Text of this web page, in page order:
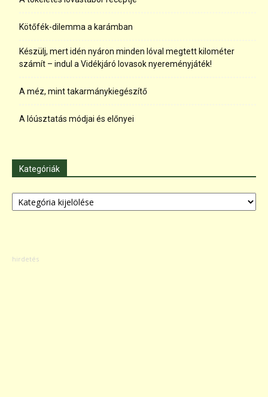
Kötőfék-dilemma a karámban
Készülj, mert idén nyáron minden lóval megtett kilométer
számít – indul a Vidékjáró lovasok nyereményjáték!
A méz, mint takarmánykiegészítő
A lóúsztatás módjai és előnyei
Kategóriák
Kategóriák